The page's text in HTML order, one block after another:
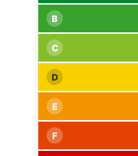
B
C
D
E
F